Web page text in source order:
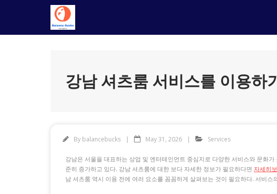
강남 셔츠룸 서비스를 이용하
By balancebucks May 31, 2026 Services
강남은 서울을 대표하는 상업 및 엔터테인먼트 중심지로 다양한 서비스와 문화
준히 증가하고 있다. 강남 셔츠룸에 대한 보다 자세한 정보가 필요하다면 자세히
남 셔츠룸 역시 이용 전에 여러 요소를 꼼꼼하게 살펴보는 것이 필요하다. 서비